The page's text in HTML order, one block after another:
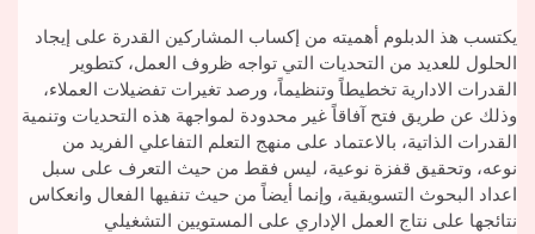
يكتسب هذ الدبلوم أهميته من إكساب المشاركين القدرة على إيجاد
الحلول للعديد من التحديات التي تواجه ظروف العمل، كتطوير
القدرات الادارية تخطيطاً وتنظيماً، ورصد تغيرات تفضيلات العملاء،
وذلك عن طريق فتح آفاقاً غير محدودة لمواجهة هذه التحديات وتنمية
القدرات الذاتية، بالاعتماد على منهج التعلم التفاعلي الفريد من
نوعه، وتحقيق قفزة نوعية، ليس فقط من حيث التعرف على سبل
اعداد البحوث التسويقية، وإنما أيضاً من حيث تنفيها الفعال وانعكاس
نتائجها على نتاج العمل الإداري على المستويين التشغيلي